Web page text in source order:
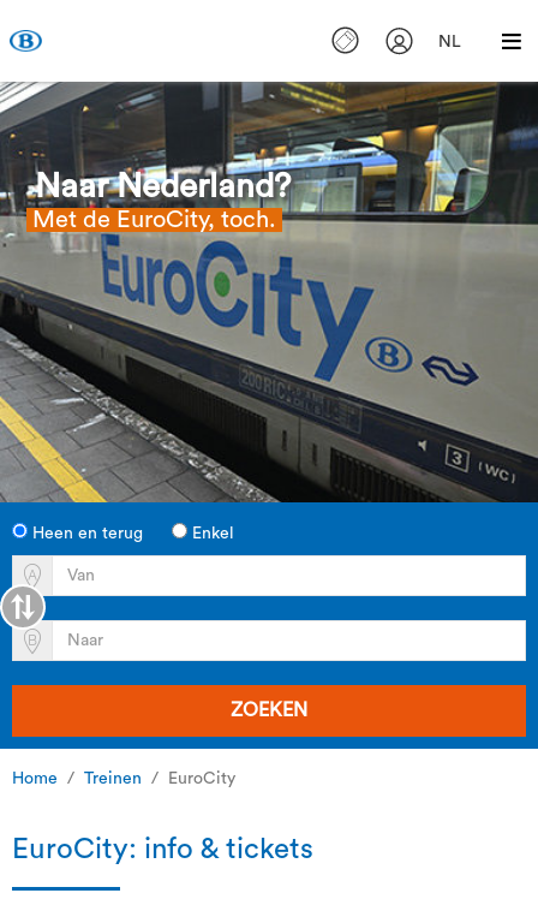
NL
Naar Nederland?
Met de EuroCity, toch.
Heen en terug Enkel
ZOEKEN
Home Treinen EuroCity
EuroCity: info & tickets